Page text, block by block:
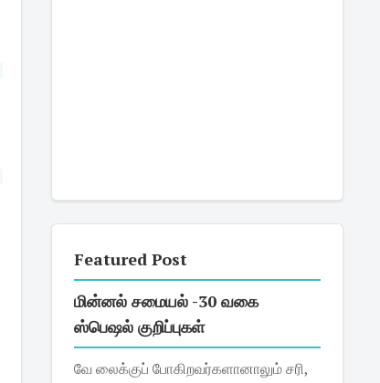
Featured Post
மின்னல் சமையல் -30 வகை
ஸ்பெஷல் குறிப்புகள்
வே லைக்குப் போகிறவர்களானாலும் சரி,